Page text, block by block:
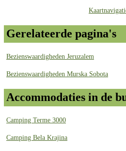
Gerelateerde pagina's
Bezienswaardigheden Jeruzalem
Bezienswaardigheden Murska Sobota
Accommodaties in de
Camping Terme 3000
Camping Bela Krajina